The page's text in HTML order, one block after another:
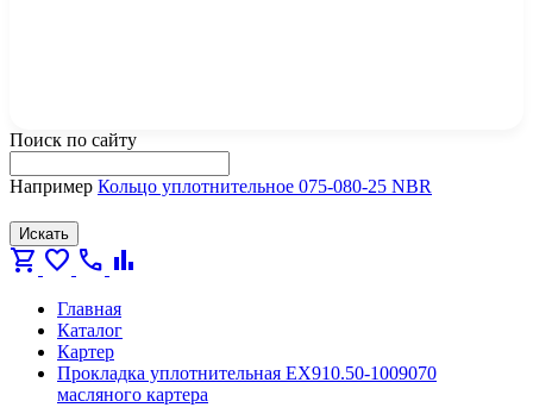
Поиск по сайту
Например Кольцо уплотнительное 075-080-25 NBR
Искать
shopping_cart favorite call bar_chart
Главная
Каталог
Картер
Прокладка уплотнительная ЕХ910.50‑1009070
масляного картера